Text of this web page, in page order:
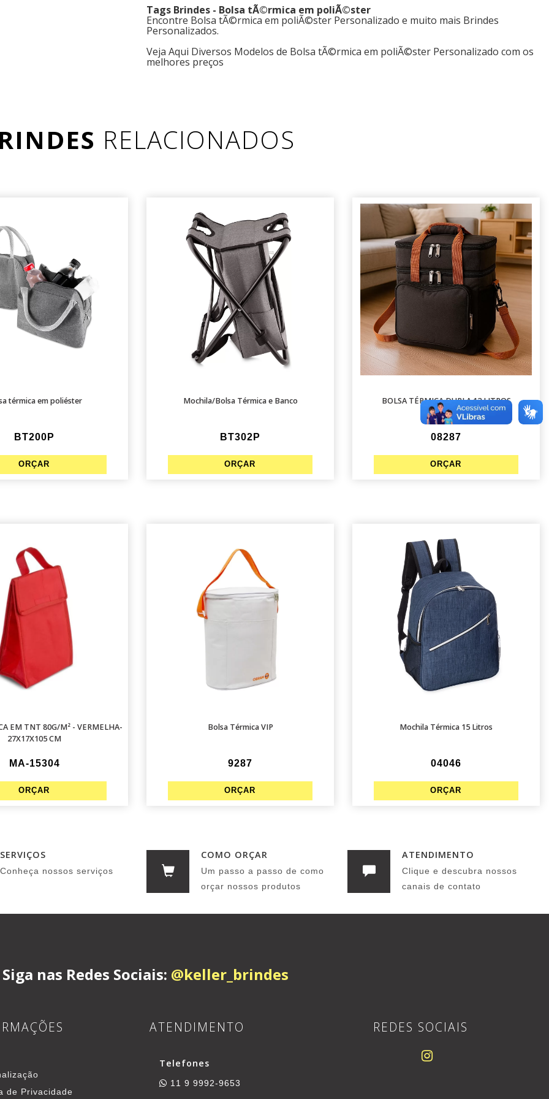
Tags Brindes - Bolsa tÃ©rmica em poliÃ©ster
Encontre Bolsa tÃ©rmica em poliÃ©ster Personalizado e muito mais Brindes
Personalizados.
Veja Aqui Diversos Modelos de Bolsa tÃ©rmica em poliÃ©ster Personalizado com os
melhores preços
RELACIONADOS
térmica em poliéster
BT200P
Mochila/Bolsa Térmica e Banco
BT302P
BOLSA TÉRMICA DUPLA 12 LITROS
08287
EM TNT 80G/M² - VERMELHA-
27X17X105 CM
MA-15304
Bolsa Térmica VIP
9287
Mochila Térmica 15 Litros
04046
SERVIÇOS
Conheça nossos serviços
COMO ORÇAR
Um passo a passo de como
orçar nossos produtos
ATENDIMENTO
Clique e descubra nossos
canais de contato
nas Redes Sociais: @keller_brindes
de Privacidade
ATENDIMENTO
Telefones
11 9 9992-9653
REDES SOCIAIS